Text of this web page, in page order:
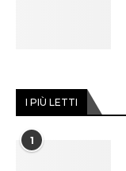
I PIÙ LETTI
1